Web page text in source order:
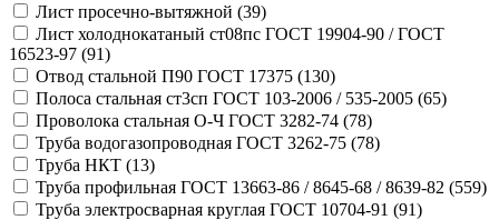
Лист просечно-вытяжной (39)
Лист холоднокатаный ст08пс ГОСТ 19904-90 / ГОСТ
16523-97 (91)
Отвод стальной П90 ГОСТ 17375 (130)
Полоса стальная ст3сп ГОСТ 103-2006 / 535-2005 (65)
Проволока стальная О-Ч ГОСТ 3282-74 (78)
Труба водогазопроводная ГОСТ 3262-75 (78)
Труба НКТ (13)
Труба профильная ГОСТ 13663-86 / 8645-68 / 8639-82 (559)
Труба электросварная круглая ГОСТ 10704-91 (91)